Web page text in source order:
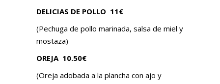
DELICIAS DE POLLO 11€
(Pechuga de pollo marinada, salsa de miel y
mostaza)
OREJA 10.50€
(Oreja adobada a la plancha con ajo y